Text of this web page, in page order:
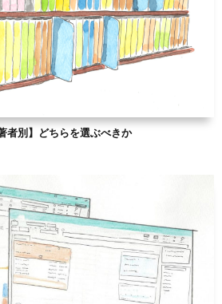
者別】どちらを選ぶべきか